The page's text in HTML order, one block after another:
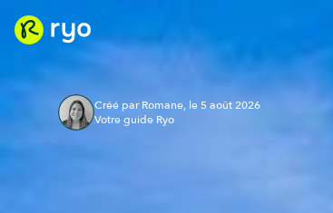
Créé par Romane, le 5 août 2026
Votre guide Ryo